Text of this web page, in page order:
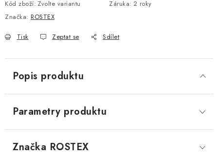
Kód zboží: Zvolte variantu Záruka: 2 roky
Značka: ROSTEX
Tisk Zeptat se Sdílet
Popis produktu
Parametry produktu
Značka ROSTEX